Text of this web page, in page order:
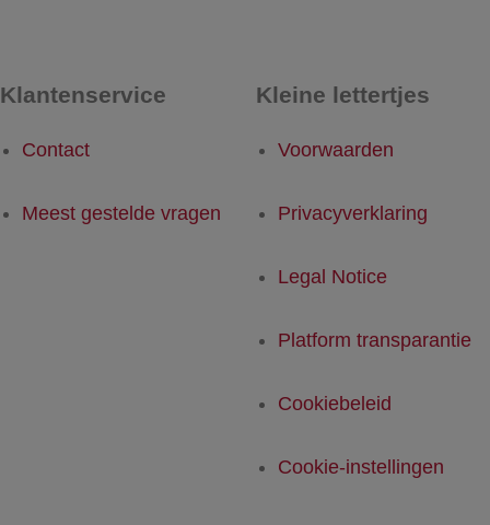
Klantenservice
Contact
Meest gestelde vragen
Kleine lettertjes
Voorwaarden
Privacyverklaring
Legal Notice
Platform transparantie
Cookiebeleid
Cookie-instellingen